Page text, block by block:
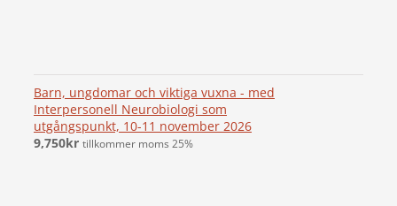
Barn, ungdomar och viktiga vuxna - med
Interpersonell Neurobiologi som
utgångspunkt, 10-11 november 2026
9,750kr tillkommer moms 25%